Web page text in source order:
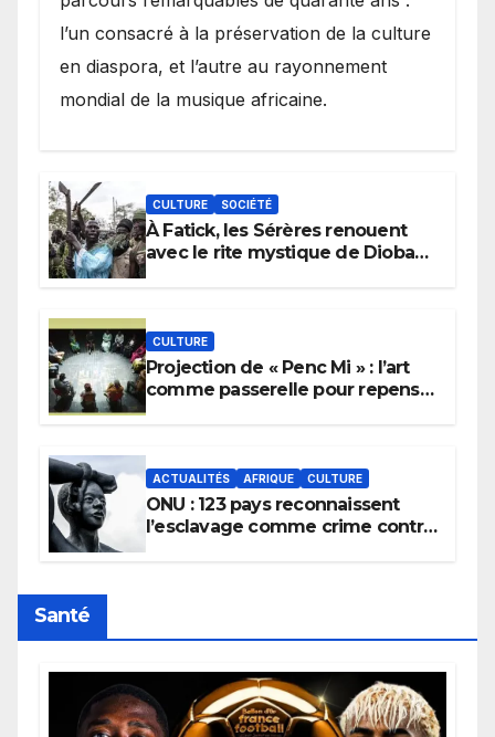
l’un consacré à la préservation de la culture
en diaspora, et l’autre au rayonnement
mondial de la musique africaine.
CULTURE SOCIÉTÉ
À Fatick, les Sérères renouent
avec le rite mystique de Diobaye
CULTURE
Projection de « Penc Mi » : l’art
comme passerelle pour repenser
ACTUALITÉS AFRIQUE CULTURE
ONU : 123 pays reconnaissent
l’esclavage comme crime contre
Santé